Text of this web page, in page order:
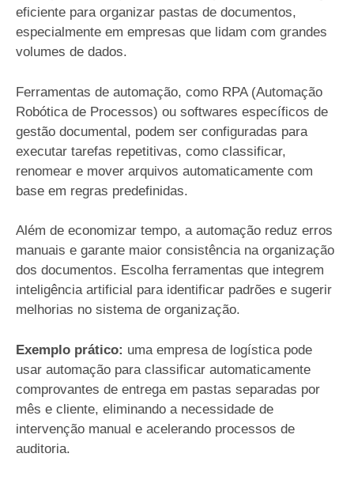
eficiente para organizar pastas de documentos,
especialmente em empresas que lidam com grandes
volumes de dados.
Ferramentas de automação, como RPA (Automação
Robótica de Processos) ou softwares específicos de
gestão documental, podem ser configuradas para
executar tarefas repetitivas, como classificar,
renomear e mover arquivos automaticamente com
base em regras predefinidas.
Além de economizar tempo, a automação reduz erros
manuais e garante maior consistência na organização
dos documentos. Escolha ferramentas que integrem
inteligência artificial para identificar padrões e sugerir
melhorias no sistema de organização.
Exemplo prático: uma empresa de logística pode
usar automação para classificar automaticamente
comprovantes de entrega em pastas separadas por
mês e cliente, eliminando a necessidade de
intervenção manual e acelerando processos de
auditoria.